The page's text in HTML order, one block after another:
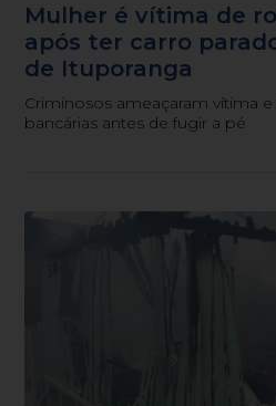
Mulher é vítima de
após ter carro
de Ituporanga
Criminosos ameaçaram vítima
bancárias antes de fugir a pé